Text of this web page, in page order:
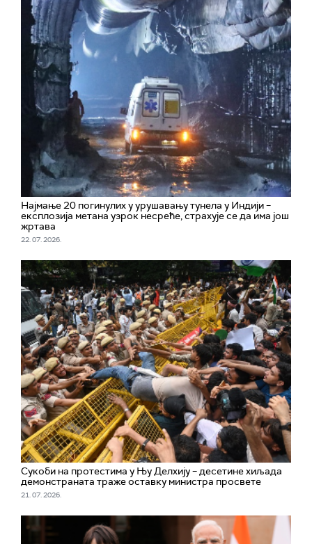
Најмање 20 погинулих у урушавању тунела у Индији –
експлозија метана узрок несреће, страхује се да има још
жртава
22. 07. 2026.
Сукоби на протестима у Њу Делхију – десетине хиљада
демонстраната траже оставку министра просвете
21. 07. 2026.